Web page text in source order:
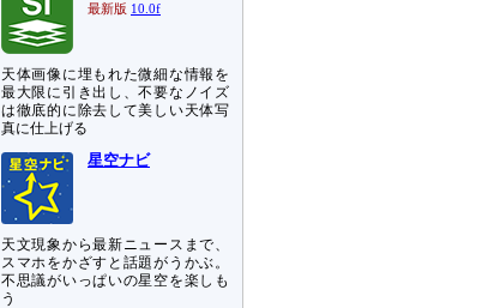
最新版 10.0f
天体画像に埋もれた微細な情報を
最大限に引き出し、不要なノイズ
は徹底的に除去して美しい天体写
真に仕上げる
星空ナビ
天文現象から最新ニュースまで、
スマホをかざすと話題がうかぶ。
不思議がいっぱいの星空を楽しも
う